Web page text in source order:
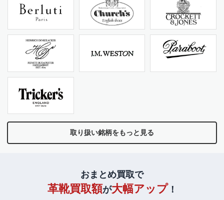
取り扱い銘柄をもっと見る
おまとめ買取で
革靴買取額が大幅アップ！